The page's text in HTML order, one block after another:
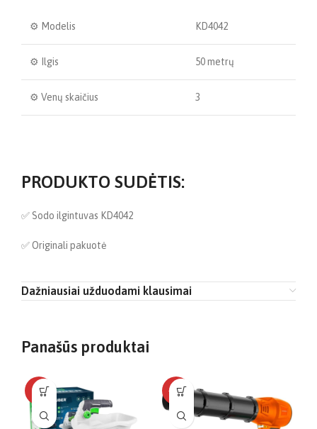
⚙️ Modelis KD4042
⚙️ Ilgis 50 metrų
⚙️ Venų skaičius 3
PRODUKTO SUDĖTIS:
✅ Sodo ilgintuvas KD4042
✅ Originali pakuotė
Dažniausiai užduodami klausimai
Panašūs produktai
-4% -12%